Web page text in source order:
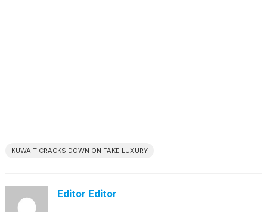
KUWAIT CRACKS DOWN ON FAKE LUXURY
Editor Editor